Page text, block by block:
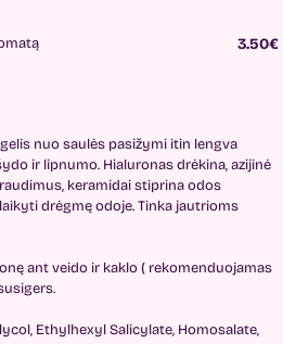
3.50€
nuo saulės pasižymi itin lengva
ir lipnumo. Hialuronas drėkina, azijinė
keramidai stiprina odos
drėgmę odoje. Tinka jautrioms
ant veido ir kaklo ( rekomenduojamas
Ethylhexyl Salicylate, Homosalate,